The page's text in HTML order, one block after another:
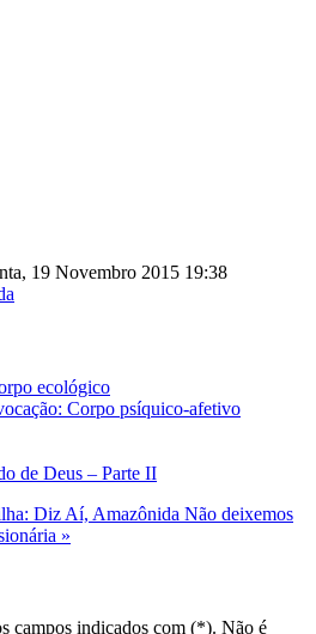
19 Novembro 2015 19:38
ecológico
Corpo psíquico-afetivo
de Deus – Parte II
Diz Aí, Amazônida Não deixemos
»
campos indicados com (*). Não é